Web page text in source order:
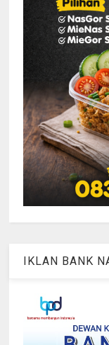
IKLAN BANK